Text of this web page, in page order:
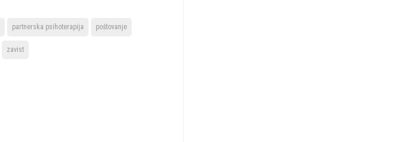
partnerska psihoterapija poštovanje
zavist